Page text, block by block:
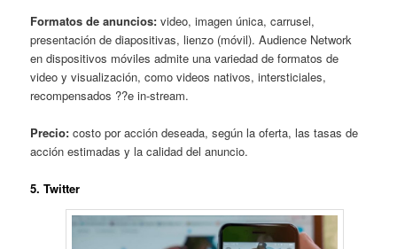
Formatos de anuncios: video, imagen única, carrusel,
presentación de diapositivas, lienzo (móvil). Audience Network
en dispositivos móviles admite una variedad de formatos de
video y visualización, como videos nativos, intersticiales,
recompensados ??e in-stream.
Precio: costo por acción deseada, según la oferta, las tasas de
acción estimadas y la calidad del anuncio.
5. Twitter